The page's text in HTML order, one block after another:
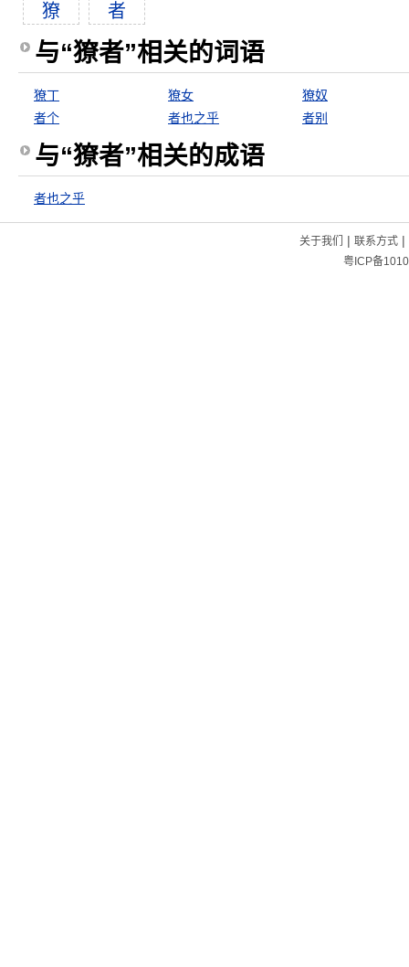
獠 者
与“獠者”相关的词语
獠丁 獠女
獠奴
者个
者也之乎 者别
与“獠者”相关的成语
者也之乎
关于我们 | 联系方式|
粤ICP备